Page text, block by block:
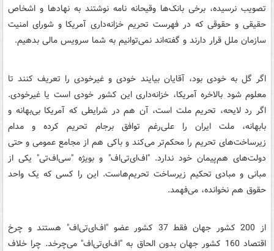
تصویب نرسیده، برخی بانک‌ها وقیحانه نامه نوشتند به نهادها و اشخاص
حقیقی و حقوقی که در فهرست تحریم خزانه‌داری آمریکا و شورای امنیت
سازمان ملل قرار دارند و گفته‌اند نمی‌توانیم به شما سرویس مالی بدهیم.
اگر گل به خودی بود، آقایان بیایند خودی و غیرخودی را تعریف کنند تا
معلوم شود بالاخره آمریکا، خزانه‌داری این کشور خودی است یا غیرخودی.
اگر رد لایحه، تحریم ملت است،‌ آن هم در شرایطی که آمریکا بی‌بهانه و
بابهانه، ملت ایران را علی‌رغم توافق برجام تحریم کرده و مدام
زیرساخت‌های تحریم را محکم‌تر می‌کند و باکی هم از مجامع عمومی و حتی
دولت‌های هم‌پیمان خود ندارد. "اف‌ای‌تی‌اف" و بویژه "سی‌اف‌تی" یکی از
مبانی و مبادی تحکیم زیرساخت تحریم‌هاست. این را کسی که یک واحد
حقوق هم نخوانده، می‌فهمد.
از 200 کشور جهان فقط 37 کشور عضو "اف‌ای‌تی‌اف" هستند و چرخ
اقتصاد 160 کشور جهان بدون الحاق به "اف‌ای‌تی‌اف" می‌چرخد. چرا خلاف